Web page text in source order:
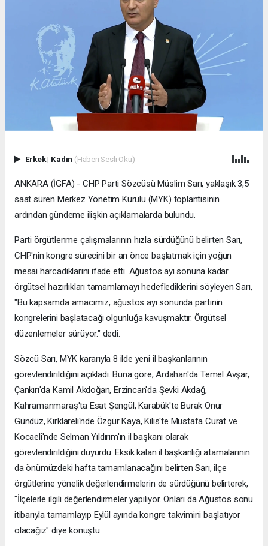
Erkek| Kadın (Haberi Sesli Oku)
ANKARA (İGFA) - CHP Parti Sözcüsü Müslim Sarı, yaklaşık 3,5
saat süren Merkez Yönetim Kurulu (MYK) toplantısının
ardından gündeme ilişkin açıklamalarda bulundu.
Parti örgütlenme çalışmalarının hızla sürdüğünü belirten Sarı,
CHP'nin kongre sürecini bir an önce başlatmak için yoğun
mesai harcadıklarını ifade etti. Ağustos ayı sonuna kadar
örgütsel hazırlıkları tamamlamayı hedeflediklerini söyleyen Sarı,
"Bu kapsamda amacımız, ağustos ayı sonunda partinin
kongrelerini başlatacağı olgunluğa kavuşmaktır. Örgütsel
düzenlemeler sürüyor." dedi.
Sözcü Sarı, MYK kararıyla 8 ilde yeni il başkanlarının
görevlendirildiğini açıkladı. Buna göre; Ardahan'da Temel Avşar,
Çankırı'da Kamil Akdoğan, Erzincan'da Şevki Akdağ,
Kahramanmaraş'ta Esat Şengül, Karabük'te Burak Onur
Gündüz, Kırklareli'nde Özgür Kaya, Kilis'te Mustafa Curat ve
Kocaeli'nde Selman Yıldırım'ın il başkanı olarak
görevlendirildiğini duyurdu. Eksik kalan il başkanlığı atamalarının
da önümüzdeki hafta tamamlanacağını belirten Sarı, ilçe
örgütlerine yönelik değerlendirmelerin de sürdüğünü belirterek,
"İlçelerle ilgili değerlendirmeler yapılıyor. Onları da Ağustos sonu
itibarıyla tamamlayıp Eylül ayında kongre takvimini başlatıyor
olacağız" diye konuştu.